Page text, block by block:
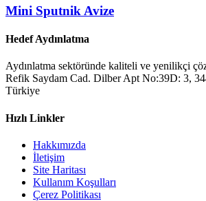
Mini Sputnik Avize
Hedef Aydınlatma
Aydınlatma sektöründe kaliteli ve yenilikçi
Refik Saydam Cad. Dilber Apt No:39D: 3,
Türkiye
Hızlı Linkler
Hakkımızda
İletişim
Site Haritası
Kullanım Koşulları
Çerez Politikası